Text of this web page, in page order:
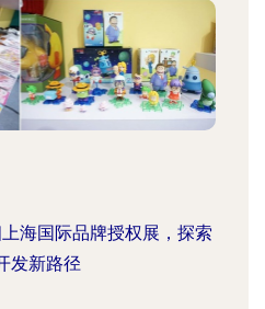
海国际品牌授权展，探索
发新路径